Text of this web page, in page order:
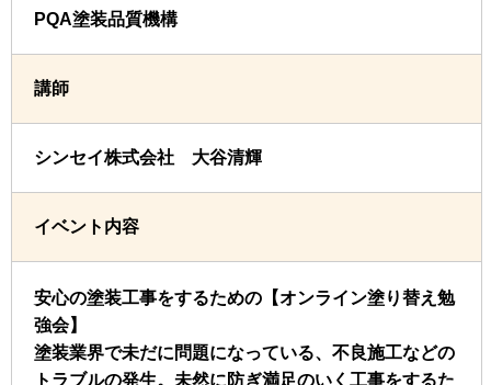
PQA塗装品質機構
講師
シンセイ株式会社 大谷清輝
イベント内容
安心の塗装工事をするための【オンライン塗り替え勉
強会】
塗装業界で未だに問題になっている、不良施工などの
トラブルの発生。未然に防ぎ満足のいく工事をするた